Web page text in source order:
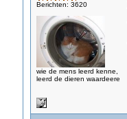
Berichten: 3620
wie de mens leerd kenne,
leerd de dieren waardeere